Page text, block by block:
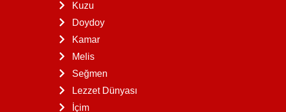
Kuzu
Doydoy
Kamar
Melis
Seğmen
Lezzet Dünyası
İçim